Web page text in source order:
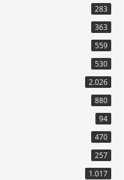
283
363
559
530
2.026
880
94
470
257
1.017